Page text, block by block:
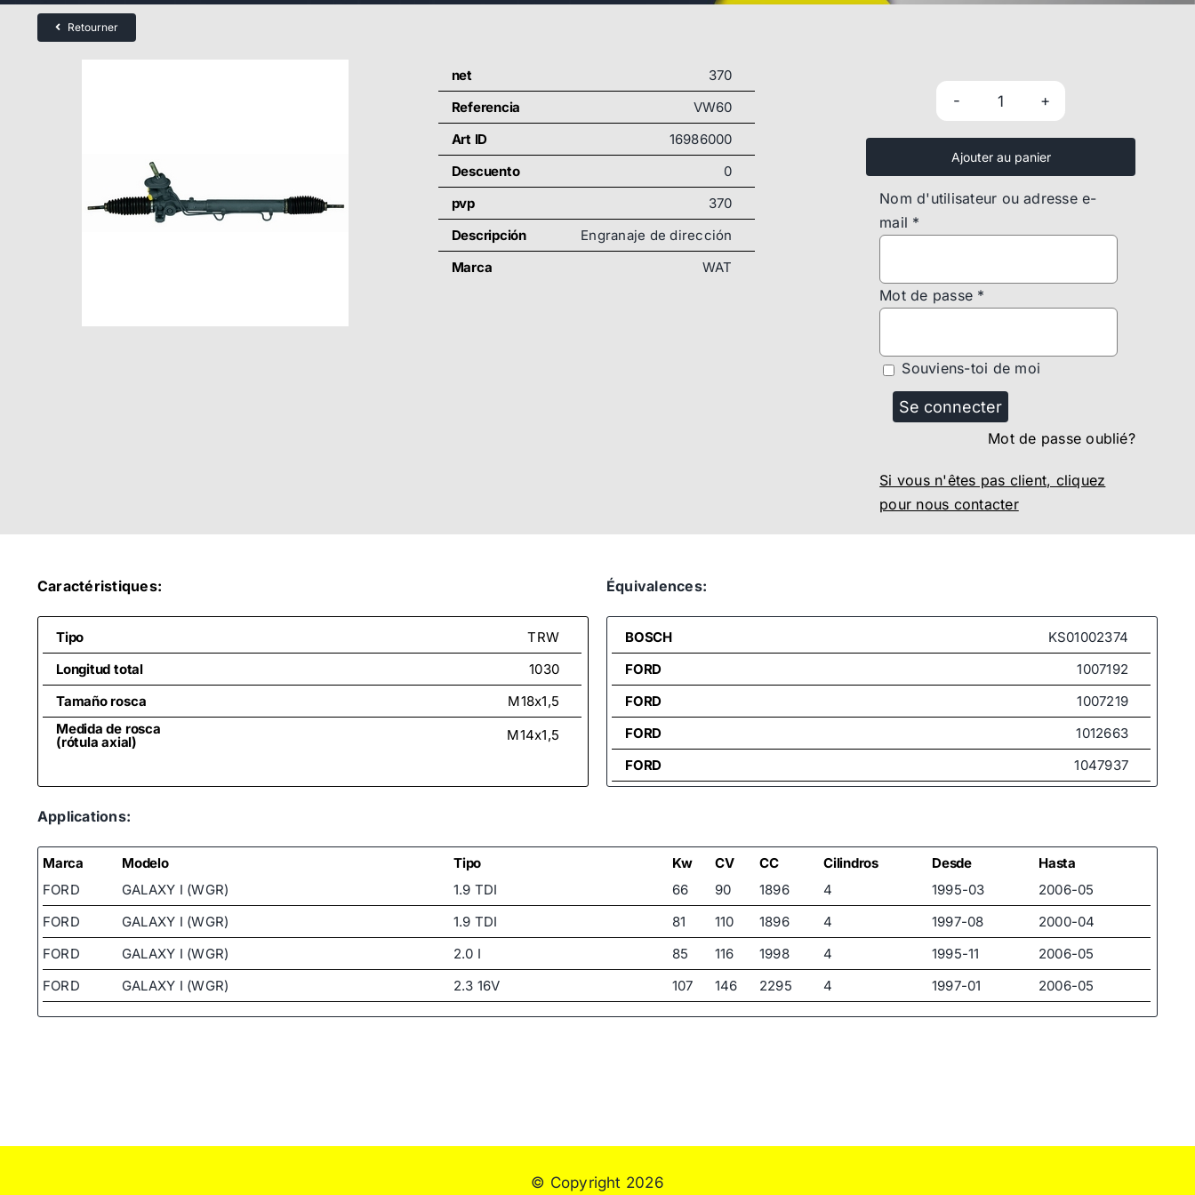
Retourner
net
370
Referencia
VW60
Art ID
16986000
Descuento
0
pvp
370
Descripción
Engranaje de dirección
Marca
WAT
quantité
de
Engranaje
-
Ajouter au panier
Nom d'utilisateur ou adresse e-
mail *
Mot de passe *
Souviens-toi de moi
Se connecter
Mot de passe oublié?
Si vous n'êtes pas client, cliquez
pour nous contacter
Caractéristiques:
Tipo
TRW
Longitud total
1030
Tamaño rosca
M18x1,5
Medida de rosca
(rótula axial) M14x1,5
Équivalences:
BOSCH
KS01002374
FORD
1007192
FORD
1007219
FORD
1012663
FORD
1047937
7295019
7406662
7F1422055K
95VW3503AK
95VW3503AL
FORD
R95VW3503AK
VOLKSWAGEN
7M1422061DX
VOLKSWAGEN
Applications:
Marca Modelo Tipo Kw CV CC Cilindros Desde
Hasta
FORD
GALAXY I (WGR) 1.9 TDI 66 90 1896 4 1995-03
2006-05
FORD
GALAXY I (WGR) 1.9 TDI 81 110 1896 4 1997-08
2000-04
FORD
GALAXY I (WGR) 2.0 I 85 116 1998 4 1995-11
2006-05
FORD
GALAXY I (WGR) 2.3 16V 107 146 2295 4 1997-01
2006-05
FORD
GALAXY I (WGR) 2.8 I V6 4X4 128 174 2792 6 1996-04
2000-04
SEAT
ALHAMBRA (7V8, 7V9) 1.9 TDI 81 110 1896 4 1996-08
2000-06
© Copyright 2026